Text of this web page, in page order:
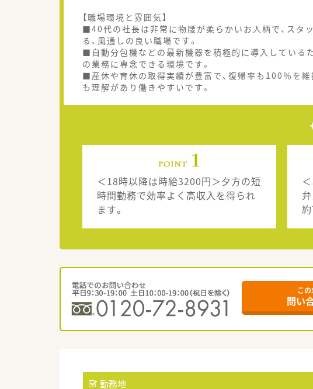
【職場環境と雰囲気】
■40代の社長は非常に物腰が柔らかいお人柄で、スタ
る、風通しの良い職場です。
■自動分包機などの最新機器を積極的に導入している
の業務に専念できる環境です。
■産休や育休の取得実績が豊富で、復帰率も100％を
も理解があり働きやすいです。
＜18時以降は時給3200円＞夕方の短
時間勤務で効率よく高収入を得られ
ます。
こ
問い
勤務地